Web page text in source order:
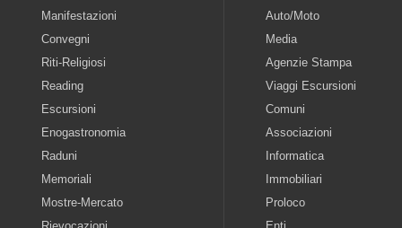
Manifestazioni
Convegni
Riti-Religiosi
Reading
Escursioni
Enogastronomia
Raduni
Memoriali
Mostre-Mercato
Auto/Moto
Media
Agenzie Stampa
Viaggi Escursioni
Comuni
Associazioni
Informatica
Immobiliari
Proloco